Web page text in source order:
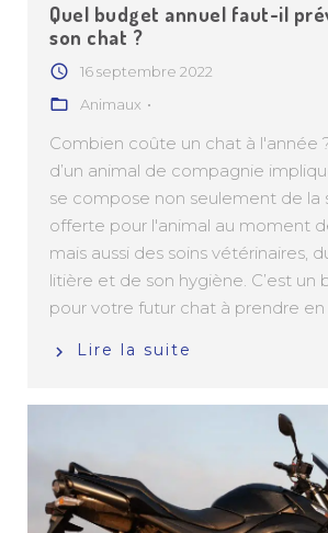
Quel budget annuel faut-il
son chat ?
16 septembre 2022
Animaux
Combien coûte un chat à l'année
d’un animal de compagnie
se compose non seulement de la
offerte pour l'animal au moment
mais aussi des soins vétérinaires,
litière et de son hygiène. C’est un
pour votre futur chat à prendre en
Lire la suite